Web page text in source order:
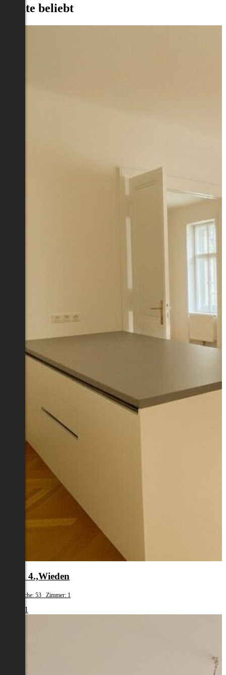
Heute beliebt
Wien 4.,Wieden
Wohnfläche: 53 Zimmer: 1
€ 1.461